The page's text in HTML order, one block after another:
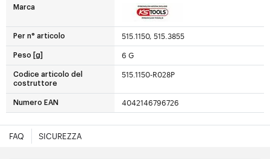
Marca
Per n° articolo 515.1150, 515.3855
Peso [g] 6 G
Codice articolo del
costruttore
515.1150-R028P
Numero EAN 4042146796726
FAQ SICUREZZA